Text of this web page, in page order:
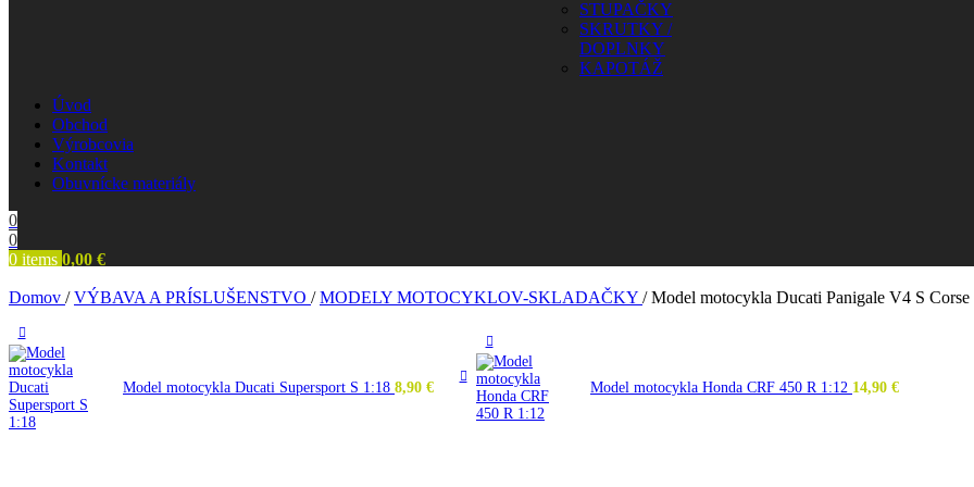
STUPAČKY
SKRUTKY /
DOPLNKY
KAPOTÁŽ
Úvod
Obchod
Výrobcovia
Kontakt
Obuvnícke materiály
0
0
0 items 0,00 €
Domov / VÝBAVA A PRÍSLUŠENSTVO / MODELY MOTOCYKLOV-SKLADAČKY / Model motocykla Ducati Panigale V4 S Corse
Model motocykla Ducati Supersport S 1:18 8,90 € Model motocykla Honda CRF 450 R 1:12 14,90 €